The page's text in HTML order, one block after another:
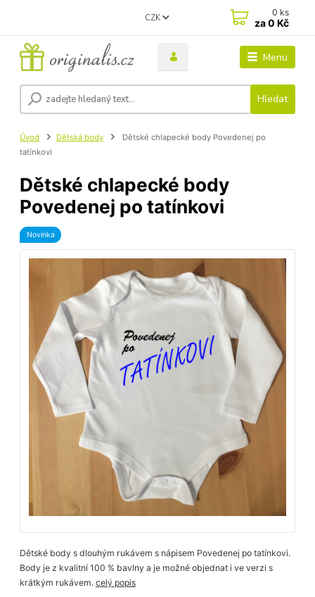
Menu
CZK
Hledat
0 ks
za0 Kč
Úvod Dětská body
Dětské chlapecké body Povedenej po
tatínkovi
Dětské chlapecké body
Povedenej po tatínkovi
Novinka
Dětské body s dlouhým rukávem s nápisem Povedenej po tatínkovi.
Body je z kvalitní 100 % bavlny a je možné objednat i ve verzi s
krátkým rukávem.celý popis